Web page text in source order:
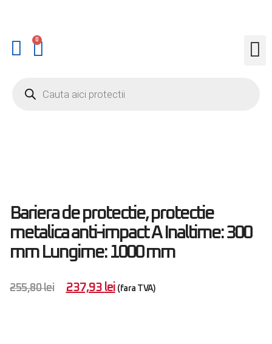
0
Bariera de protectie, protectie
metalica anti-impact A Inaltime: 300
mm Lungime: 1000 mm
255,80lei 237,93 lei (fara TVA)